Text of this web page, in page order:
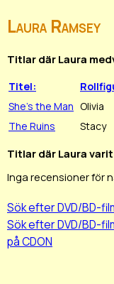
Laura Ramsey
Titlar där Laura
Titel:
She's the Man Olivia
The Ruins
Stacy
Titlar där Laura
Inga recensioner för
Sök efter DVD/BD-
Sök efter DVD/BD-
på CDON